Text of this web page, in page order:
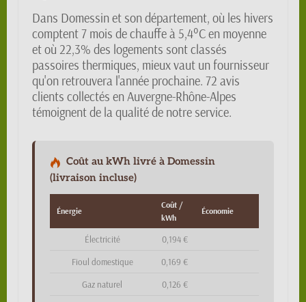
Dans Domessin et son département, où les hivers
comptent 7 mois de chauffe à 5,4°C en moyenne
et où 22,3% des logements sont classés
passoires thermiques, mieux vaut un fournisseur
qu'on retrouvera l'année prochaine. 72 avis
clients collectés en Auvergne-Rhône-Alpes
témoignent de la qualité de notre service.
Coût au kWh livré à Domessin
(livraison incluse)
Énergie
Coût /
kWh
Économie
Électricité 0,194 €
Fioul domestique 0,169 €
Gaz naturel 0,126 €